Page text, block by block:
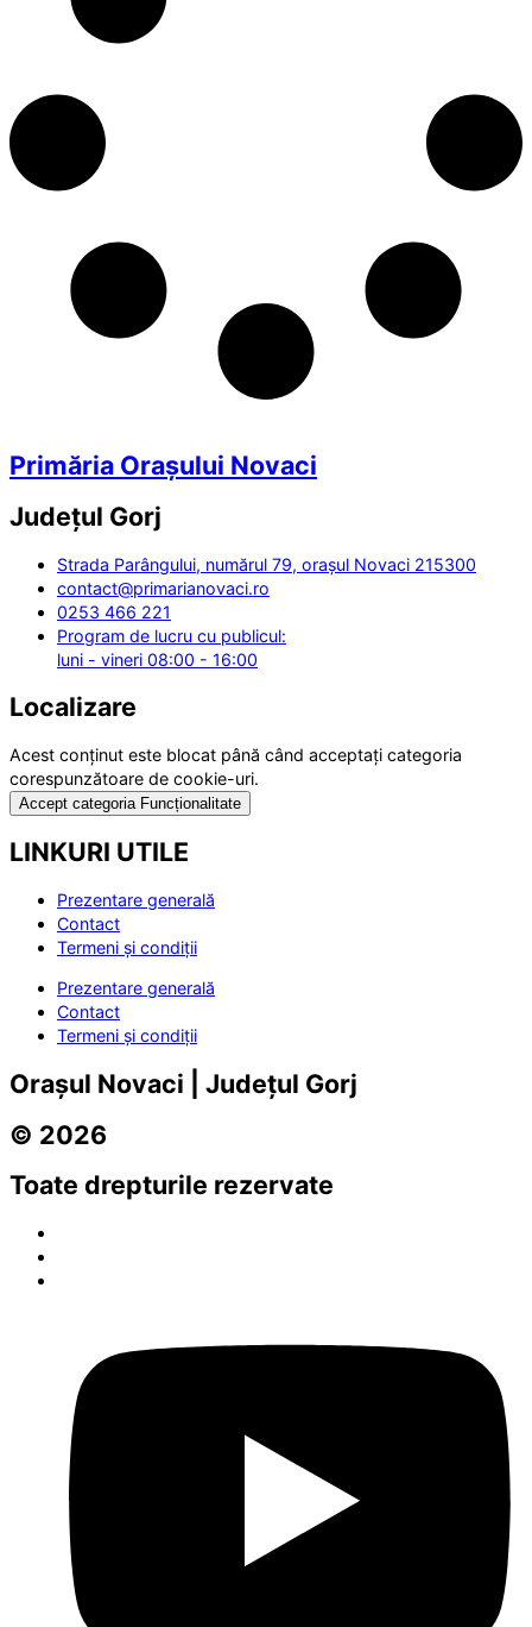
Primăria Orașului Novaci
Județul Gorj
Strada Parângului, numărul 79, orașul Novaci 215300
contact@primarianovaci.ro
0253 466 221
Program de lucru cu publicul:
luni - vineri 08:00 - 16:00
Localizare
Acest conținut este blocat până când acceptați categoria
corespunzătoare de cookie-uri.
Accept categoria Funcționalitate
LINKURI UTILE
Prezentare generală
Contact
Termeni și condiții
Prezentare generală
Contact
Termeni și condiții
Orașul Novaci | Județul Gorj
© 2026
Toate drepturile rezervate